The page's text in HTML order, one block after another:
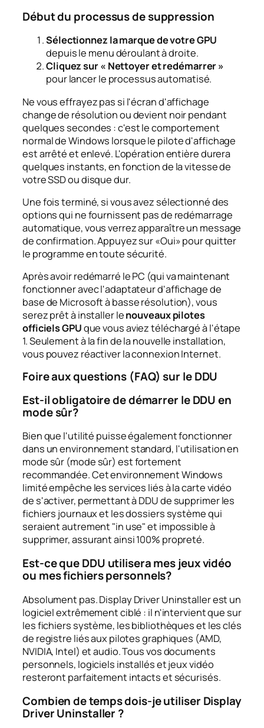
Début du processus de suppression
Sélectionnez la marque de votre GPU
depuis le menu déroulant à droite.
Cliquez sur « Nettoyer et redémarrer »
pour lancer le processus automatisé.
Ne vous effrayez pas si l'écran d'affichage
change de résolution ou devient noir pendant
quelques secondes : c'est le comportement
normal de Windows lorsque le pilote d'affichage
est arrêté et enlevé. L'opération entière durera
quelques instants, en fonction de la vitesse de
votre SSD ou disque dur.
Une fois terminé, si vous avez sélectionné des
options qui ne fournissent pas de redémarrage
automatique, vous verrez apparaître un message
de confirmation. Appuyez sur «Oui» pour quitter
le programme en toute sécurité.
Après avoir redémarré le PC (qui va maintenant
fonctionner avec l'adaptateur d'affichage de
base de Microsoft à basse résolution), vous
serez prêt à installer lenouveaux pilotes
officiels GPUque vous aviez téléchargé à l'étape
1. Seulement à la fin de la nouvelle installation,
vous pouvez réactiver la connexion Internet.
Foire aux questions (FAQ) sur le DDU
Est-il obligatoire de démarrer le DDU en
mode sûr?
Bien que l'utilité puisse également fonctionner
dans un environnement standard, l'utilisation en
mode sûr (mode sûr) est fortement
recommandée. Cet environnement Windows
limité empêche les services liés à la carte vidéo
de s'activer, permettant à DDU de supprimer les
fichiers journaux et les dossiers système qui
seraient autrement "in use" et impossible à
supprimer, assurant ainsi 100% propreté.
Est-ce que DDU utilisera mes jeux vidéo
ou mes fichiers personnels?
Absolument pas. Display Driver Uninstaller est un
logiciel extrêmement ciblé : il n'intervient que sur
les fichiers système, les bibliothèques et les clés
de registre liés aux pilotes graphiques (AMD,
NVIDIA, Intel) et audio. Tous vos documents
personnels, logiciels installés et jeux vidéo
resteront parfaitement intacts et sécurisés.
Combien de temps dois-je utiliser Display
Driver Uninstaller ?